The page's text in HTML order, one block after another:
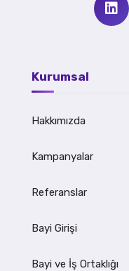
Kurumsal
Hakkımızda
Kampanyalar
Referanslar
Bayi Girişi
Bayi ve İş Ortaklığı